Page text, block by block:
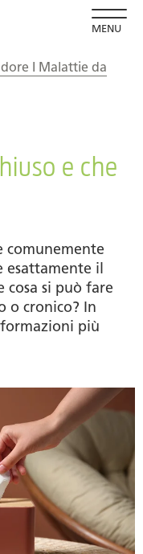
MENU
I Malattie da
e che
comunemente
esattamente il
cosa si può fare
o cronico? In
più